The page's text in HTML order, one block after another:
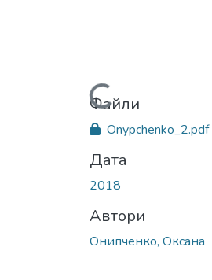
Вантажиться...
Файли
Onypchenko_2.pdf
Дата
2018
Автори
Онипченко, Оксана